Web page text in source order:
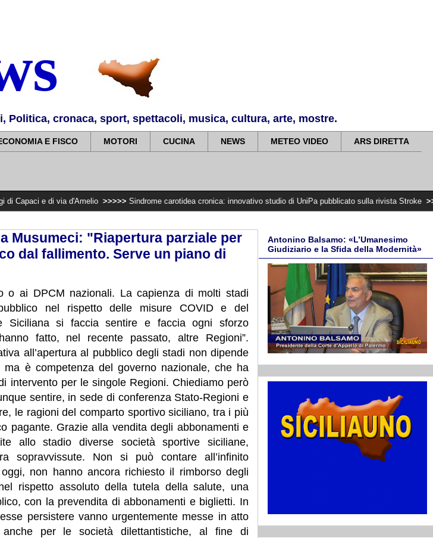
Politica, cronaca, sport, spettacoli, musica, cultura, arte, mostre.
E FISCO MOTORI CUCINA NEWS METEO VIDEO ARS DIRETTA
via d'Amelio >>>>> Sindrome carotidea cronica: innovativo studio di UniPa pubblicato sulla rivista Stroke >>>>> 12
Musumeci: "Riapertura parziale per
dal fallimento. Serve un piano di
o ai DPCM nazionali. La capienza di molti stadi
nel rispetto delle misure COVID e del
Siciliana si faccia sentire e faccia ogni sforzo
fatto, nel recente passato, altre Regioni”.
all’apertura al pubblico degli stadi non dipende
è competenza del governo nazionale, che ha
intervento per le singole Regioni. Chiediamo però
sentire, in sede di conferenza Stato-Regioni e
le ragioni del comparto sportivo siciliano, tra i più
pagante. Grazie alla vendita degli abbonamenti e
allo stadio diverse società sportive siciliane,
sopravvissute. Non si può contare all’infinito
non hanno ancora richiesto il rimborso degli
rispetto assoluto della tutela della salute, una
con la prevendita di abbonamenti e biglietti. In
persistere vanno urgentemente messe in atto
anche per le società dilettantistiche, al fine di
Antonino Balsamo: «L’Umanesimo
Giudiziario e la Sfida della Modernità»